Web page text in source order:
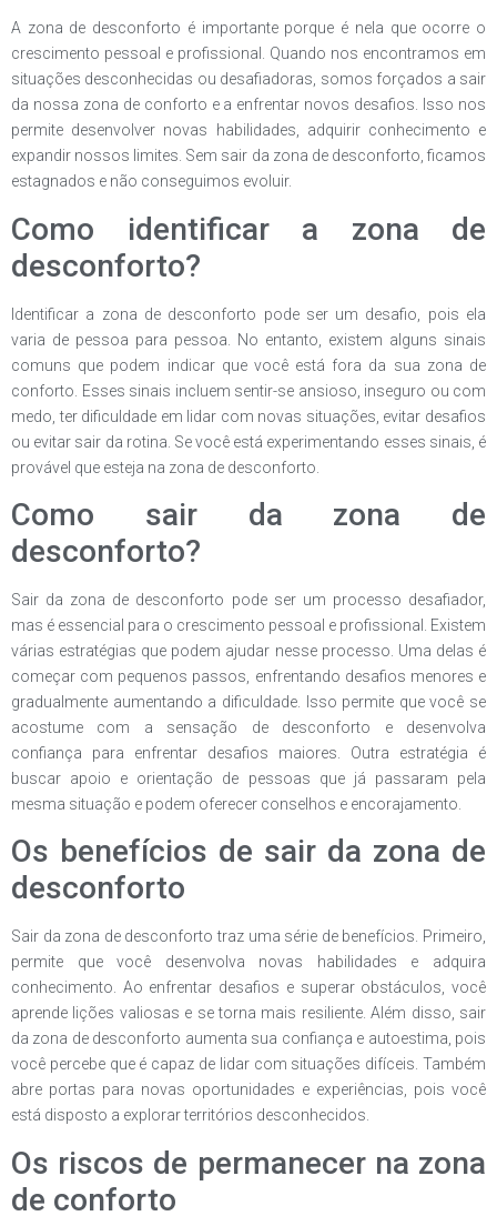
A zona de desconforto é importante porque é nela que ocorre o
crescimento pessoal e profissional. Quando nos encontramos em
situações desconhecidas ou desafiadoras, somos forçados a sair
da nossa zona de conforto e a enfrentar novos desafios. Isso nos
permite desenvolver novas habilidades, adquirir conhecimento e
expandir nossos limites. Sem sair da zona de desconforto, ficamos
estagnados e não conseguimos evoluir.
Como identificar a zona de
desconforto?
Identificar a zona de desconforto pode ser um desafio, pois ela
varia de pessoa para pessoa. No entanto, existem alguns sinais
comuns que podem indicar que você está fora da sua zona de
conforto. Esses sinais incluem sentir-se ansioso, inseguro ou com
medo, ter dificuldade em lidar com novas situações, evitar desafios
ou evitar sair da rotina. Se você está experimentando esses sinais, é
provável que esteja na zona de desconforto.
Como sair da zona de
desconforto?
Sair da zona de desconforto pode ser um processo desafiador,
mas é essencial para o crescimento pessoal e profissional. Existem
várias estratégias que podem ajudar nesse processo. Uma delas é
começar com pequenos passos, enfrentando desafios menores e
gradualmente aumentando a dificuldade. Isso permite que você se
acostume com a sensação de desconforto e desenvolva
confiança para enfrentar desafios maiores. Outra estratégia é
buscar apoio e orientação de pessoas que já passaram pela
mesma situação e podem oferecer conselhos e encorajamento.
Os benefícios de sair da zona de
desconforto
Sair da zona de desconforto traz uma série de benefícios. Primeiro,
permite que você desenvolva novas habilidades e adquira
conhecimento. Ao enfrentar desafios e superar obstáculos, você
aprende lições valiosas e se torna mais resiliente. Além disso, sair
da zona de desconforto aumenta sua confiança e autoestima, pois
você percebe que é capaz de lidar com situações difíceis. Também
abre portas para novas oportunidades e experiências, pois você
está disposto a explorar territórios desconhecidos.
Os riscos de permanecer na zona
de conforto